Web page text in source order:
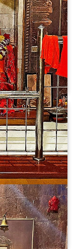
संभाजीनगर
जि. छत्रपती